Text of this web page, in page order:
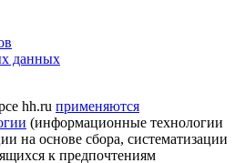
данных
hh.ru применяются
(информационные технологии
на основе сбора, систематизации
к предпочтениям